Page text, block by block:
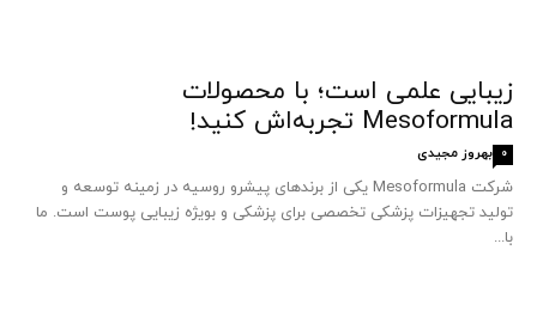
زیبایی علمی است؛ با محصولات
Mesoformula تجربه‌اش کنید!
بهروز مجیدی 0
شرکت Mesoformula یکی از برندهای پیشرو روسیه در زمینه توسعه و
تولید تجهیزات پزشکی تخصصی برای پزشکی و بویژه زیبایی پوست است. ما
با...